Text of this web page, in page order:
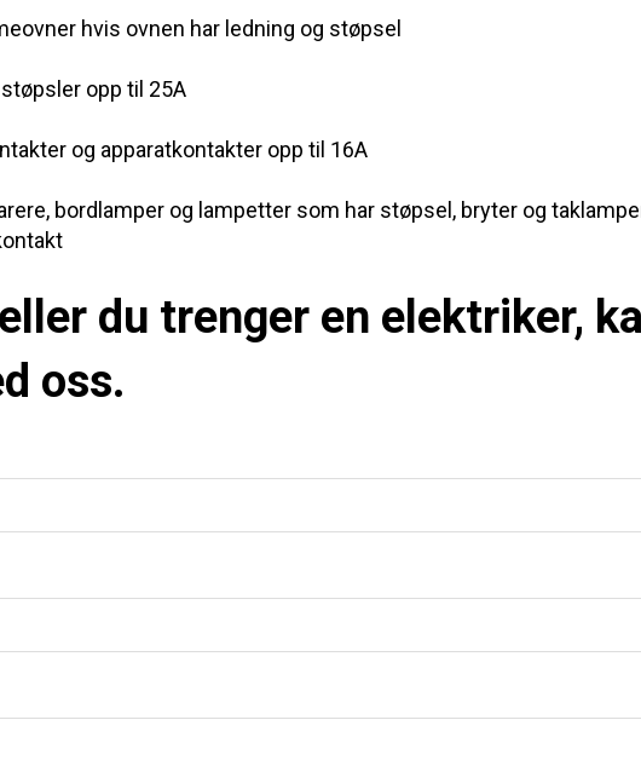
hvis ovnen har ledning og støpsel
opp til 25A
og apparatkontakter opp til 16A
bordlamper og lampetter som har støpsel, bryter og
du trenger en elektriker,
oss.